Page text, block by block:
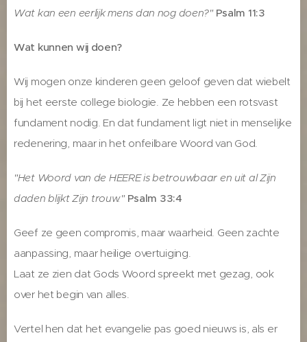
Wat kan een eerlijk mens dan nog doen?" Psalm 11:3
Wat kunnen wij doen?
Wij mogen onze kinderen geen geloof geven dat wiebelt
bij het eerste college biologie. Ze hebben een rotsvast
fundament nodig. En dat fundament ligt niet in menselijke
redenering, maar in het onfeilbare Woord van God.
"Het Woord van de HEERE is betrouwbaar en uit al Zijn
daden blijkt Zijn trouw." Psalm 33:4
Geef ze geen compromis, maar waarheid. Geen zachte
aanpassing, maar heilige overtuiging.
Laat ze zien dat Gods Woord spreekt met gezag, ook
over het begin van alles.
Vertel hen dat het evangelie pas goed nieuws is, als er